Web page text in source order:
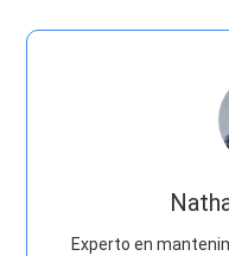
Experto en